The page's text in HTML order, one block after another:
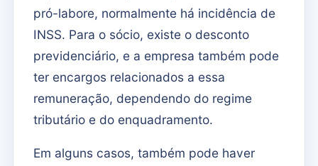
pró-labore, normalmente há incidência de
INSS. Para o sócio, existe o desconto
previdenciário, e a empresa também pode
ter encargos relacionados a essa
remuneração, dependendo do regime
tributário e do enquadramento.
Em alguns casos, também pode haver